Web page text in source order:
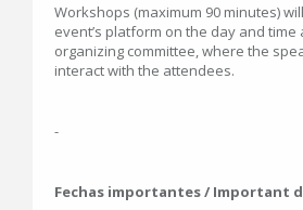
Workshops (maximum 90 minutes)
event’s platform on the day and time
organizing committee, where the
interact with the attendees.
-
Fechas importantes / Important